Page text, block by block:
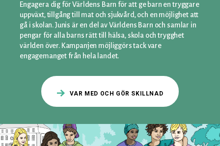
Engagera dig för Världens Barn för att ge barn en tryggare
uppväxt, tillgång till mat och sjukvård, och en möjlighet att
gå i skolan. Junis är en del av Världens Barn och samlar in
pengar för alla barns rätt till hälsa, skola och trygghet
världen över. Kampanjen möjliggörs tack vare
engagemanget från hela landet.
VAR MED OCH GÖR SKILLNAD